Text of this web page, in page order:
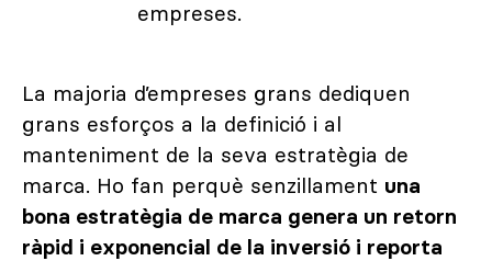
empreses.
La majoria d’empreses grans dediquen
grans esforços a la definició i al
manteniment de la seva estratègia de
marca. Ho fan perquè senzillament una
bona estratègia de marca genera un retorn
ràpid i exponencial de la inversió i reporta